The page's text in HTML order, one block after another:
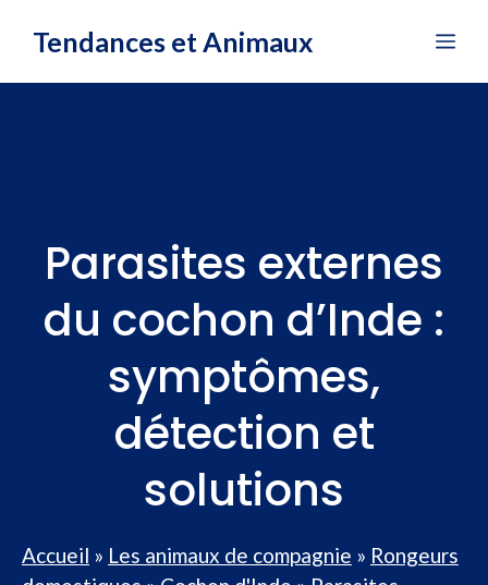
Tendances et Animaux
Parasites externes
du cochon d’Inde :
symptômes,
détection et
solutions
Accueil » Les animaux de compagnie » Rongeurs